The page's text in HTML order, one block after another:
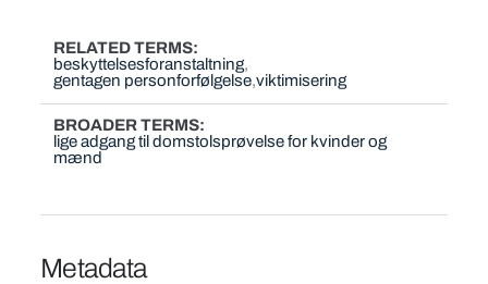
RELATED TERMS
beskyttelsesforanstaltning
gentagen personforfølgelse viktimisering
BROADER TERMS
lige adgang til domstolsprøvelse for kvinder og
mænd
Metadata